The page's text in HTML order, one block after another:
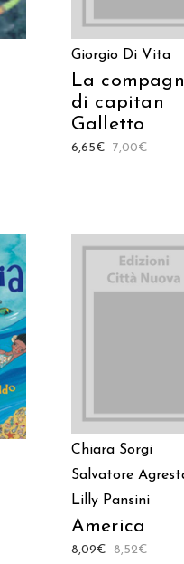
Giorgio Di Vita
La
di capitan
Galletto
7,00€
6,65€
Chiara Sorgi
Salvatore
Lilly Pansini
America
8,52€
8,09€